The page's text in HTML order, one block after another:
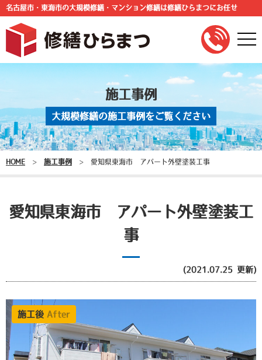
名古屋市・東海市の大規模修繕・マンション修繕は修繕ひらまつにお任せ
施工事例
大規模修繕の施工事例をご覧ください
HOME > 施工事例 > 愛知県東海市 アパート外壁塗装工事
愛知県東海市 アパート外壁塗装工
事
(2021.07.25 更新)
施工後 After